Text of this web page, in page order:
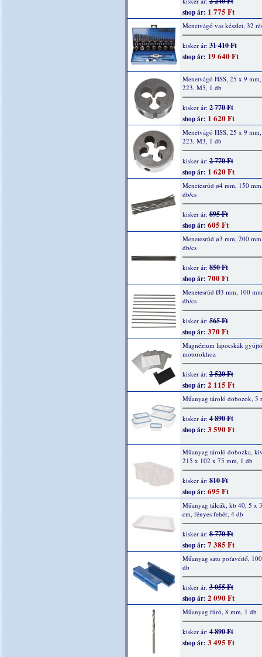
shop ár: 1 775 Ft
Menetvágó vas készlet, 32
kisker ár:31 410 Ft
shop ár: 19 640 Ft
Menetvágó HSS, 25 x 9
223, M5, 1 db
kisker ár:2 770 Ft
shop ár: 1 620 Ft
Menetvágó HSS, 25 x 9
223, M3, 1 db
kisker ár:2 770 Ft
shop ár: 1 620 Ft
Menetesrúd ø4 mm, 150
db/cs
kisker ár:895 Ft
shop ár: 605 Ft
Menetesrúd ø3 mm, 200
db/cs
kisker ár:850 Ft
shop ár: 700 Ft
Menetesrúd Ø3 mm, 100
db/cs
kisker ár:565 Ft
shop ár: 370 Ft
Magnézium lapocskák
motorokhoz
kisker ár:2 520 Ft
shop ár: 2 115 Ft
Műanyag tároló dobozok, 5
kisker ár:4 890 Ft
shop ár: 3 590 Ft
Műanyag tároló dobozka,
215 x 102 x 75 mm, 1 db
kisker ár:810 Ft
shop ár: 695 Ft
Műanyag tálcák, kb 40, 5 x
cm, fényes fehér, 4 db
kisker ár:8 770 Ft
shop ár: 7 385 Ft
Műanyag satu pofavédő,
db
kisker ár:3 055 Ft
shop ár: 2 090 Ft
Műanyag fúró, 8 mm, 1 db
kisker ár:4 890 Ft
shop ár: 3 495 Ft